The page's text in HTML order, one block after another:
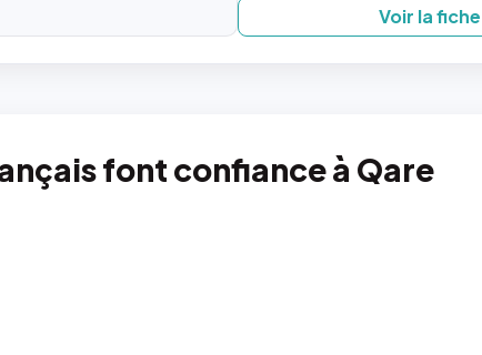
Voir la fiche
font confiance à Qare